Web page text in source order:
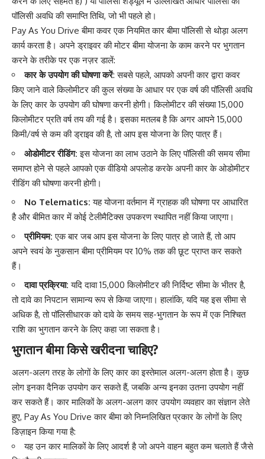
पॉलिसी अवधि की समाप्ति तिथि, जो भी पहले हो।
Pay As You Drive बीमा कवर एक नियमित कार बीमा पॉलिसी से थोड़ा अलग
कार्य करता है। अपने ड्राइवर की मोटर बीमा योजना के काम करने पर भुगतान
करने के तरीके पर एक नज़र डालें:
कार के उपयोग की घोषणा करें: सबसे पहले, आपको अपनी कार द्वारा कवर
किए जाने वाले किलोमीटर की कुल संख्या के आधार पर एक वर्ष की पॉलिसी अवधि
के लिए कार के उपयोग की घोषणा करनी होगी। किलोमीटर की संख्या 15,000
किलोमीटर प्रति वर्ष तय की गई है। इसका मतलब है कि अगर आपने 15,000
किमी/वर्ष से कम की ड्राइव की है, तो आप इस योजना के लिए पात्र हैं।
ओडोमीटर रीडिंग:इस योजना का लाभ उठाने के लिए पॉलिसी की समय सीमा
समाप्त होने से पहले आपको एक वीडियो अपलोड करके अपनी कार के ओडोमीटर
रीडिंग की घोषणा करनी होगी।
No Telematics: यह योजना वर्तमान में ग्राहक की घोषणा पर आधारित
है और बीमित कार में कोई टेलीमैटिक्स उपकरण स्थापित नहीं किया जाएगा।
प्रीमियम:एक बार जब आप इस योजना के लिए पात्र हो जाते हैं, तो आप
अपने स्वयं के नुकसान बीमा प्रीमियम पर 10% तक की छूट प्राप्त कर सकते
हैं।
दावा प्रक्रिया: यदि दावा 15,000 किलोमीटर की निर्दिष्ट सीमा के भीतर है,
तो दावे का निपटान सामान्य रूप से किया जाएगा। हालांकि, यदि यह इस सीमा से
अधिक है, तो पॉलिसीधारक को दावे के समय सह-भुगतान के रूप में एक निश्चित
राशि का भुगतान करने के लिए कहा जा सकता है।
भुगतान बीमा किसे खरीदना चाहिए?
अलग-अलग तरह के लोगों के लिए कार का इस्तेमाल अलग-अलग होता है। कुछ
लोग इनका दैनिक उपयोग कर सकते हैं, जबकि अन्य इनका उतना उपयोग नहीं
कर सकते हैं। कार मालिकों के अलग-अलग कार उपयोग व्यवहार का संज्ञान लेते
हुए, Pay As You Drive कार बीमा को निम्नलिखित प्रकार के लोगों के लिए
डिज़ाइन किया गया है:
यह उन कार मालिकों के लिए आदर्श है जो अपने वाहन बहुत कम चलाते हैं जैसे